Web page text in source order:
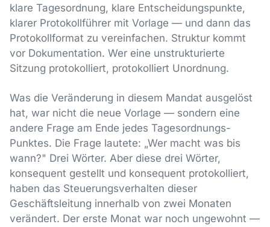
klare Tagesordnung, klare Entscheidungspunkte,
klarer Protokollführer mit Vorlage — und dann das
Protokollformat zu vereinfachen. Struktur kommt
vor Dokumentation. Wer eine unstrukturierte
Sitzung protokolliert, protokolliert Unordnung.
Was die Veränderung in diesem Mandat ausgelöst
hat, war nicht die neue Vorlage — sondern eine
andere Frage am Ende jedes Tagesordnungs-
Punktes. Die Frage lautete: „Wer macht was bis
wann?" Drei Wörter. Aber diese drei Wörter,
konsequent gestellt und konsequent protokolliert,
haben das Steuerungsverhalten dieser
Geschäftsleitung innerhalb von zwei Monaten
verändert. Der erste Monat war noch ungewohnt —